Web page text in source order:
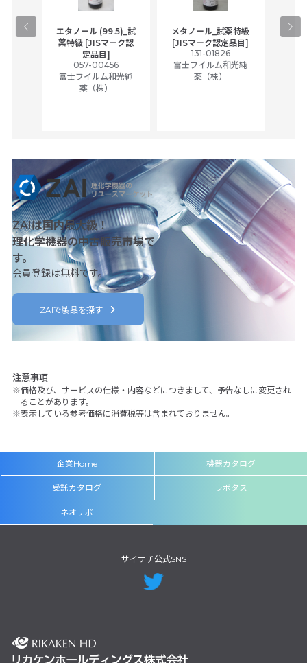
エタノール (99.5)_試
薬特級 [JISマーク認
定品目]
057-00456
富士フイルム和光純
薬（株）
メタノール_試薬特級
[JISマーク認定品目]
131-01826
富士フイルム和光純
薬（株）
ア
ZAIは国内最大級！
理化学機器の中古販売市場で
す。
会員登録は無料です。
ZAIで製品を探す
注意事項
価格及び、サービスの仕様・内容などにつきまして、予告なしに変更され
ることがあります。
表示している参考価格に消費税等は含まれておりません。
企業Home 機器カタログ
受託カタログ ラボタス
ネオサポ
サイサチ公式SNS